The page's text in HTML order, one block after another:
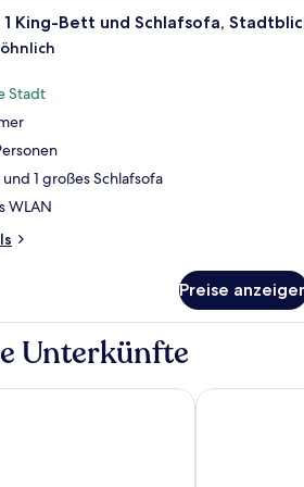
Ein modernes Hotelzimmer
King-Bett und Schlafsofa,
Stadt
1 großes Schlafsofa
WLAN
Preise
Unterkünfte
Avenue Hotels 705